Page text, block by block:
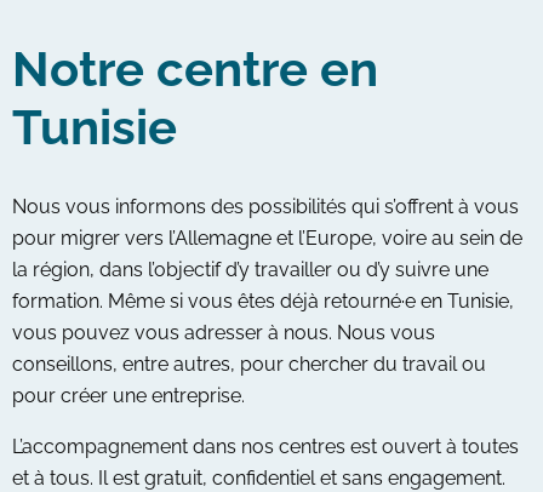
Notre centre en
Tunisie
Nous vous informons des possibilités qui s’offrent à vous
pour migrer vers l’Allemagne et l’Europe, voire au sein de
la région, dans l’objectif d’y travailler ou d’y suivre une
formation. Même si vous êtes déjà retourné·e en Tunisie,
vous pouvez vous adresser à nous. Nous vous
conseillons, entre autres, pour chercher du travail ou
pour créer une entreprise.
L’accompagnement dans nos centres est ouvert à toutes
et à tous. Il est gratuit, confidentiel et sans engagement.